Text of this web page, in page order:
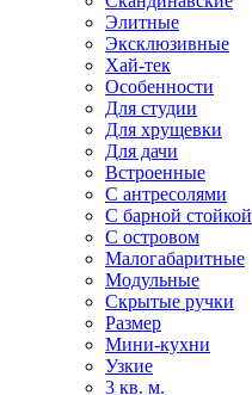
Элитные
Эксклюзивные
Хай-тек
Особенности
Для студии
Для хрущевки
Для дачи
Встроенные
С антресолями
С барной стойкой
С островом
Малогабаритные
Модульные
Скрытые ручки
Размер
Мини-кухни
Узкие
3 кв. м.